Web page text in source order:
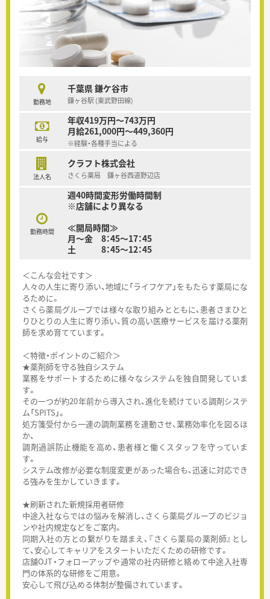
勤務地
千葉県 鎌ケ谷市
鎌ヶ谷駅 (東武野田線)
給与
年収419万円～743万円
月給261,000円～449,360円
※経験・各種手当による
法人名
クラフト株式会社
さくら薬局 鎌ヶ谷西道野辺店
勤務時間
週40時間変形労働時間制
※店舗により異なる
≪開局時間≫
月～金 8：45～17：45
土 8：45～12：45
＜こんな会社です＞
人々の人生に寄り添い、地域に「ライフケア」をもたらす薬局にな
るために。
さくら薬局グループでは様々な取り組みとともに、患者さまひと
りひとりの人生に寄り添い、質の高い医療サービスを届ける薬剤
師を求め育てています。
＜特徴・ポイントのご紹介＞
★薬剤師を守る独自システム
業務をサポートするために様々なシステムを独自開発していま
す。
その一つが約20年前から導入され、進化を続けている調剤システ
ム「SPITS」。
処方箋受付から一連の調剤業務を連動させ、業務効率化を図るほ
か、
調剤過誤防止機能を高め、患者様と働くスタッフを守っていま
す。
システム改修が必要な制度変更があった場合も、迅速に対応でき
る強みを生かしていきます。
★刷新された新規採用者研修
中途入社ならではの悩みを解消し、さくら薬局グループのビジョ
ンや社内規定などをご案内。
同期入社の方との繋がりを踏まえ、『さくら薬局の薬剤師』とし
て、安心してキャリアをスタートいただくための研修です。
店舗OJT・フォローアップや通常の社内研修と絡めて中途入社専
門の体系的な研修をご用意。
安心して飛び込める体制が整備されています。